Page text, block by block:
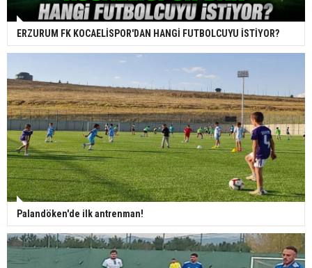
ERZURUM FK KOCAELİSPOR'DAN HANGİ FUTBOLCUYU İSTİYOR?
Palandöken'de ilk antrenman!